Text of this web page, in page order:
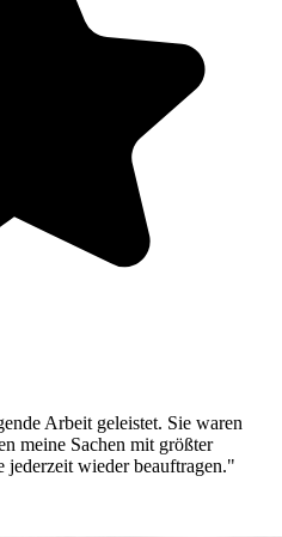
Arbeit geleistet. Sie waren
meine Sachen mit größter
jederzeit wieder beauftragen."